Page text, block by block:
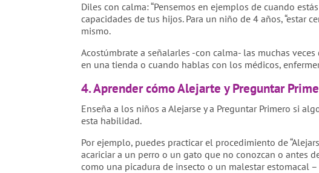
Diles con calma: “Pensemos en ejemplos de cuando
capacidades de tus hijos. Para un niño de 4 años, “estar
mismo.
Acostúmbrate a señalarles -con calma- las muchas
en una tienda o cuando hablas con los médicos,
4. Aprender cómo Alejarte y Preguntar
Enseña a los niños a Alejarse y a Preguntar Primero si
esta habilidad.
Por ejemplo, puedes practicar el procedimiento de
acariciar a un perro o un gato que no conozcan o antes
como una picadura de insecto o un malestar estomacal